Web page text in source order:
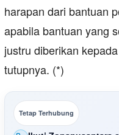
harapan dari bantuan
apabila bantuan yang
justru diberikan
tutupnya. (*)
Tetap Terhubung